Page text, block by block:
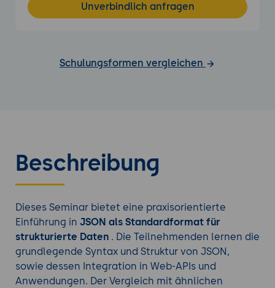
Unverbindlich anfragen
Schulungsformen vergleichen
Beschreibung
Dieses Seminar bietet eine praxisorientierte
Einführung in JSON als Standardformat für
strukturierte Daten. Die Teilnehmenden lernen die
grundlegende Syntax und Struktur von JSON,
sowie dessen Integration in Web-APIs und
Anwendungen. Der Vergleich mit ähnlichen